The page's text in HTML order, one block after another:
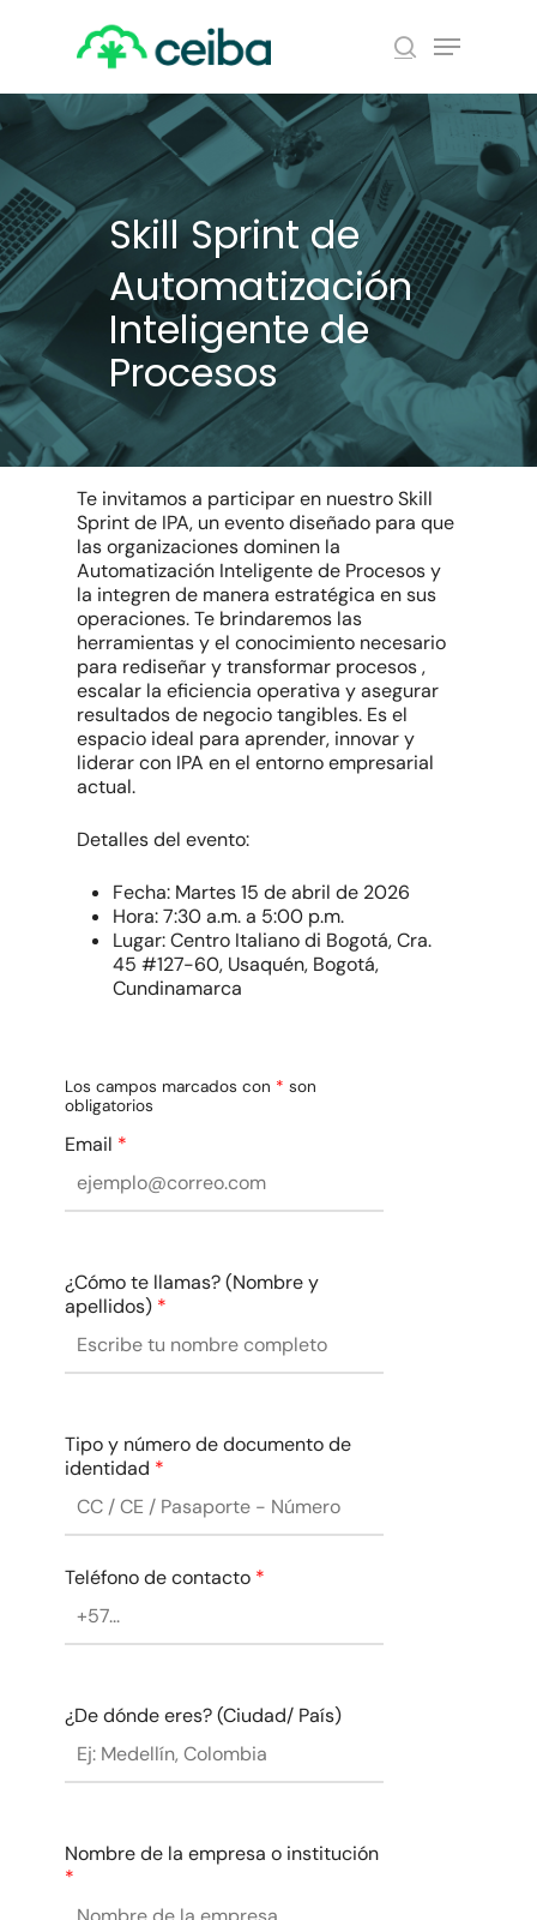
search
Menu
Skill Sprint de
Automatización
Inteligente de
Procesos
Te invitamos a participar en nuestro Skill
Sprint de IPA, un evento diseñado para que
las organizaciones dominen la
Automatización Inteligente de Procesos y
la integren de manera estratégica en sus
operaciones. Te brindaremos las
herramientas y el conocimiento necesario
para rediseñar y transformar procesos ,
escalar la eficiencia operativa y asegurar
resultados de negocio tangibles. Es el
espacio ideal para aprender, innovar y
liderar con IPA en el entorno empresarial
actual.
Detalles del evento:
Fecha: Martes 15 de abril de 2026
Hora: 7:30 a.m. a 5:00 p.m.
Lugar: Centro Italiano di Bogotá, Cra.
45 #127-60, Usaquén, Bogotá,
Cundinamarca
Los campos marcados con * son
obligatorios
Email *
¿Cómo te llamas? (Nombre y
apellidos) *
Tipo y número de documento de
identidad *
Teléfono de contacto *
¿De dónde eres? (Ciudad/ País)
Nombre de la empresa o institución
*
Menu